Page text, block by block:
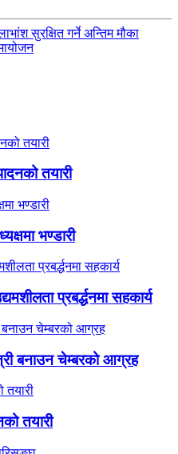
सुरक्षित गर्ने अन्तिम मौका
तयारी
भण्डारी
प्रबर्द्धनमा सहकार्य
बनाउन चेम्बरको आग्रह
तयारी